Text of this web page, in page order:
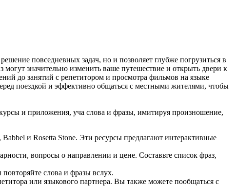
повседневных задач, но и позволяет глубже погрузиться в
значительно изменить ваше путешествие и открыть двери к
до занятий с репетитором и просмотра фильмов на языке
поездкой и эффективно общаться с местными жителями, чтобы
и приложения, уча слова и фразы, имитируя произношение,
и Rosetta Stone. Эти ресурсы предлагают интерактивные
вопросы о направлении и цене. Составьте список фраз,
слова и фразы вслух.
или языкового партнера. Вы также можете пообщаться с